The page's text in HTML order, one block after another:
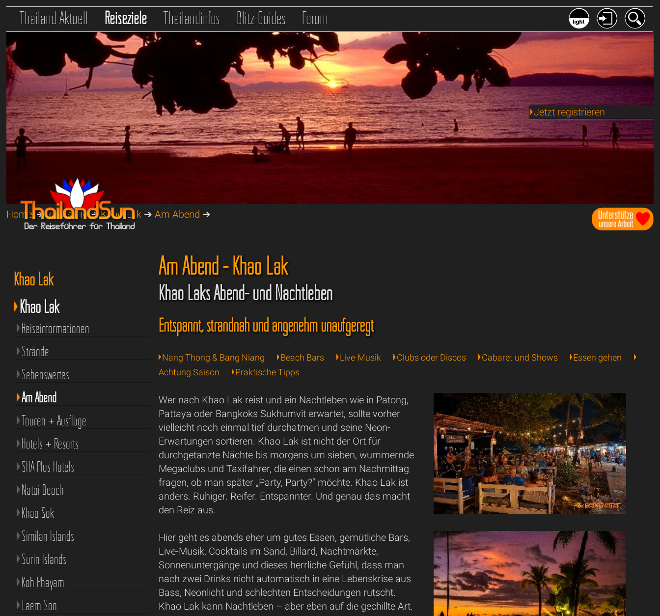
Thailand Aktuell Reiseziele Thailandinfos Blitz-Guides Forum
Jetzt registrieren
Home➔Reiseziele➔Khao Lak ➔Am Abend ➔
Am Abend - Khao Lak
Khao Laks Abend- und Nachtleben
Entspannt, strandnah und angenehm unaufgeregt
Nang Thong & Bang Niang Beach Bars Live-Musik Clubs oder Discos Cabaret und Shows
Essen gehen
Achtung Saison
Praktische Tipps
Wer nach Khao Lak reist und ein Nachtleben wie in Patong,
Pattaya oder Bangkoks Sukhumvit erwartet, sollte vorher
vielleicht noch einmal tief durchatmen und seine Neon-
Erwartungen sortieren. Khao Lak ist nicht der Ort für
durchgetanzte Nächte bis morgens um sieben, wummernde
Megaclubs und Taxifahrer, die einen schon am Nachmittag
fragen, ob man später „Party, Party?“ möchte. Khao Lak ist
anders. Ruhiger. Reifer. Entspannter. Und genau das macht
den Reiz aus.
Hier geht es abends eher um gutes Essen, gemütliche Bars,
Live-Musik, Cocktails im Sand, Billard, Nachtmärkte,
Sonnenuntergänge und dieses herrliche Gefühl, dass man
nach zwei Drinks nicht automatisch in eine Lebenskrise aus
Bass, Neonlicht und schlechten Entscheidungen rutscht.
Khao Lak kann Nachtleben – aber eben auf die gechillte Art.
Khao Lak
Khao Lak
Reiseinformationen
Strände
Sehenswertes
Am Abend
Touren + Ausflüge
Hotels + Resorts
SHA Plus Hotels
Natai Beach
Khao Sok
Similan Islands
Surin Islands
Koh Phayam
Laem Son